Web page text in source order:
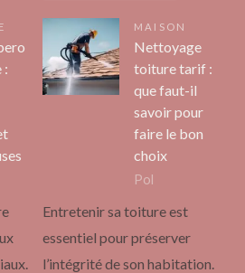
:
MAISON
Nettoyage
toiture tarif :
que faut-il
savoir pour
faire le bon
choix
Pol
Entretenir sa toiture est
essentiel pour préserver
l’intégrité de son habitation.